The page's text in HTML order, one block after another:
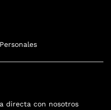
directa con nosotros